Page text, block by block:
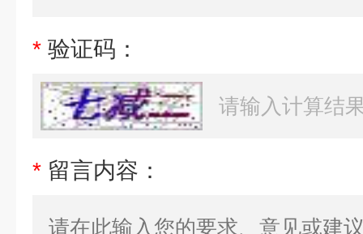
* 验证码：
* 留言内容：